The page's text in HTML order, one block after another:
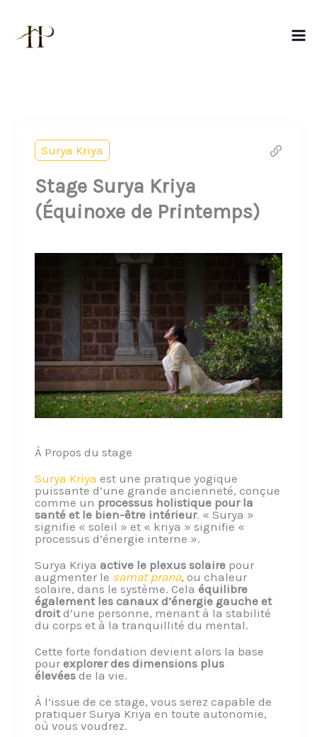
contenu
Surya Kriya
Stage Surya Kriya
(Équinoxe de Printemps)
À Propos du stage
Surya Kriya est une pratique yogique
puissante d’une grande ancienneté, conçue
comme un processus holistique pour la
santé et le bien-être intérieur. « Surya »
signifie « soleil » et « kriya » signifie «
processus d’énergie interne ».
Surya Kriyaactive le plexus solaire pour
augmenter le samat prana, ou chaleur
solaire, dans le système. Celaéquilibre
également les canaux d’énergie gauche et
droitd’une personne, menant à la stabilité
du corps et à la tranquillité du mental.
Cette forte fondation devient alors la base
pourexplorer des dimensions plus
élevéesde la vie.
À l’issue de ce stage, vous serez capable de
pratiquer Surya Kriya en toute autonomie,
où vous voudrez.